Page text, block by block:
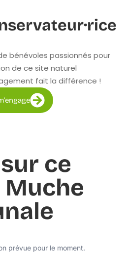
bénévoles passionnés pour
de ce site naturel
fait la différence !
ce
Muche
prévue pour le moment.